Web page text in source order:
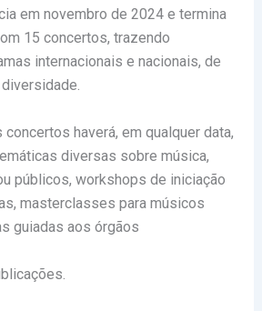
em novembro de 2024 e termina
15 concertos, trazendo
internacionais e nacionais, de
haverá, em qualquer data,
diversas sobre música,
públicos, workshops de iniciação
masterclasses para músicos
guiadas aos órgãos